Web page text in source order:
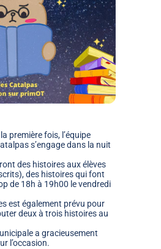
première fois, l’équipe
s’engage dans la nuit
des histoires aux élèves
des histoires qui font
de 18h à 19h00 le vendredi
est également prévu pour
deux à trois histoires au
a gracieusement
l’occasion.